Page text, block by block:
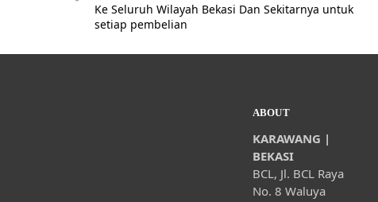
Ke Seluruh Wilayah Bekasi Dan Sekitarnya untuk
setiap pembelian
ABOUT
KARAWANG |
BEKASI
BCL, Jl. BCL Raya
No. 8 Waluya